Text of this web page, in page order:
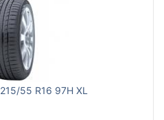
55 R16 97H XL